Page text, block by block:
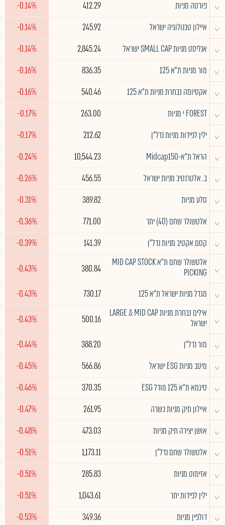
^ פורטה מניות 412.29
-0.14%
^ איילון טכנולוגיה ישראל 245.92
-0.14%
^ אנליסט מניות SMALL CAP ישראל 2,845.24
-0.14%
^ מור מניות ת"א 125 836.35
-0.16%
^ אקסיומה נבחרת מניות ת"א 125 540.46
-0.16%
^ FOREST י מניות 263.00
-0.17%
^ ילין לפידות מניות נדל"ן 212.62
-0.17%
^ הראל ת"א-Midcap150 10,544.23
-0.24%
^ ב. אלטרנטיב מניות ישראל 456.55
-0.26%
^ סלע מניות 389.82
-0.31%
^ אלטשולר שחם (40) יתר 771.00
-0.36%
^ קסם אקטיב מניות נדל"ן 141.39
-0.39%
^
אלטשולר שחם ת"א MID CAP STOCK
PICKING
380.84
-0.43%
^ מגדל מניות ישראל ת"א 125 730.17
-0.43%
^
אילים נבחרת מניות LARGE & MID CAP
ישראל
500.16
-0.43%
^ מור נדל"ן 388.20
-0.44%
^ מיטב מניות ESG ישראל 566.86
-0.45%
^ סיגמא ת"א 125 מודל ESG 370.35
-0.46%
^ איילון תיק מניות כשרה 261.95
-0.47%
^ אושן יצירה תיק מניות 473.03
-0.48%
^ אלטשולר שחם נדל"ן 1,173.11
-0.51%
^ אזימוט מניות 285.83
-0.51%
^ ילין לפידות יתר 1,043.61
-0.51%
^ דולפין מניות 349.36
-0.53%